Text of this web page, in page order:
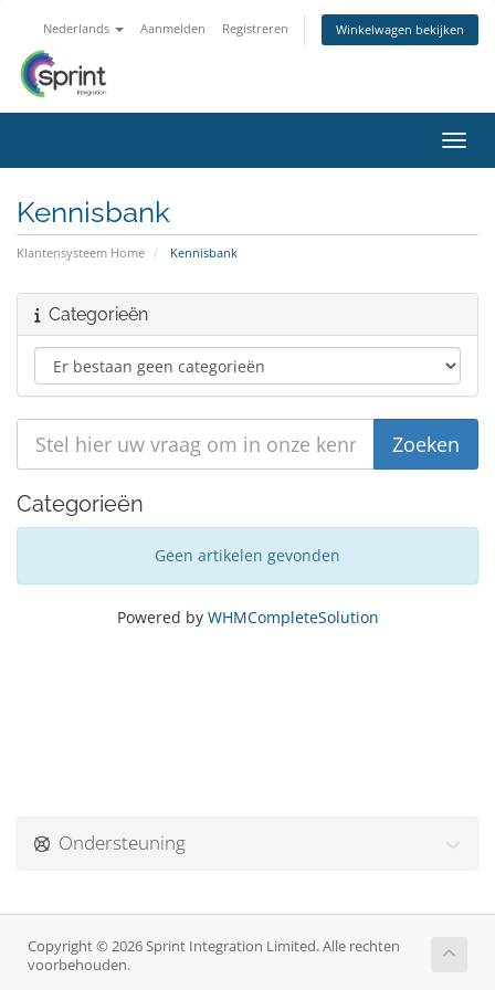
Nederlands Aanmelden Registreren Winkelwagen bekijken
Kennisbank
Klantensysteem Home Kennisbank
Categorieën
Categorieën
Geen artikelen gevonden
Powered by WHMCompleteSolution
Ondersteuning
Copyright © 2026 Sprint Integration Limited. Alle rechten
voorbehouden.